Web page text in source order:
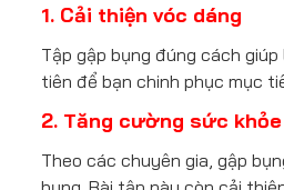
1. Cải thiện vóc dáng
Tập gập bụng đúng cách
tiên để bạn chinh phục mục
2. Tăng cường sức khỏe
Theo các chuyên gia, gập